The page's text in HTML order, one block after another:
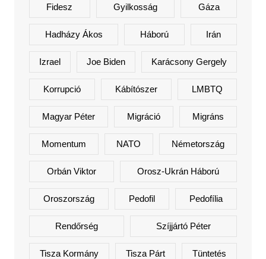
Fidesz Gyilkosság Gáza
Hadházy Ákos Háború Irán
Izrael Joe Biden Karácsony Gergely
Korrupció Kábítószer LMBTQ
Magyar Péter Migráció Migráns
Momentum NATO Németország
Orbán Viktor Orosz-Ukrán Háború
Oroszország Pedofil Pedofília
Rendőrség Szíjjártó Péter
Tisza Kormány Tisza Párt Tüntetés